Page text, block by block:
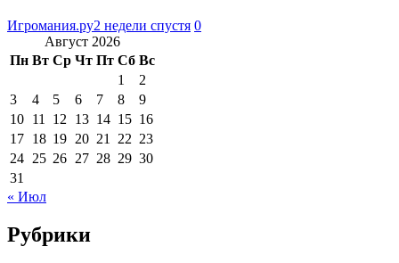
Игромания.ру2 недели спустя 0
Август 2026
Пн Вт Ср Чт Пт Сб Вс
1
2
3
4 5 6 7 8
9
10 11 12 13 14 15 16
17 18 19 20 21 22 23
24 25 26 27 28 29 30
31
« Июл
Рубрики